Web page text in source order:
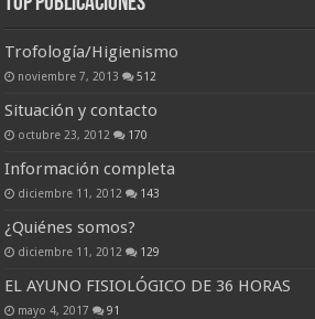
Trofología/Higienismo
noviembre 7, 2013 512
Situación y contacto
octubre 23, 2012 170
Información completa
diciembre 11, 2012 143
¿Quiénes somos?
diciembre 11, 2012 129
EL AYUNO FISIOLÓGICO DE 36 HORAS
mayo 4, 2017 91